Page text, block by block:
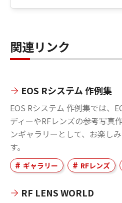
関連リンク
EOS Rシステム 作例集
EOS Rシステム 作例集では、
ディーやRFレンズの参考写真
ンギャラリーとして、お楽し
す。
ギャラリー RFレンズ
RF LENS WORLD